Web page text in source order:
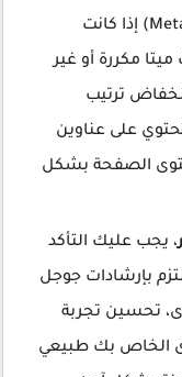
التكرار في العناوين والوصف (Meta Tags) إذا كانت
مكررة أو غير
ترتيب
على عناوين
الصفحة بشكل
، يجب عليك التأكد
بإرشادات جوجل
تحسين تجربة
الخاص بك طبيعي